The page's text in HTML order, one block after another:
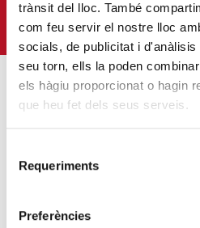
trànsit del lloc. També
com feu servir el nostre lloc
socials, de publicitat i d'anàlisis
seu torn, ells la poden
els hàgiu proporcionat o hagin
que heu fet dels seus serveis.
Requeriments
Preferències
ENTRADES MÉS POPULARS
noves mesures
SEGUEIX LLEGINT